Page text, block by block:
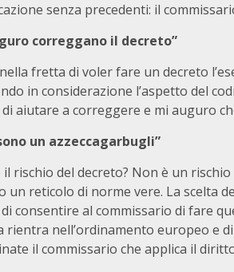
senza precedenti: il
correggano il decreto”
fretta di voler fare un decreto
in considerazione l’aspetto del
aiutare a correggere e mi auguro
un azzeccagarbugli”
il rischio del decreto? Non è un
un reticolo di norme vere. La scelta
consentire al commissario di fare
rientra nell’ordinamento europeo e
il commissario che applica il